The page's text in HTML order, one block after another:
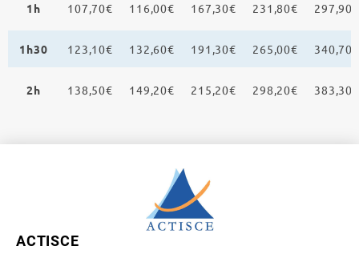
1h 107,70€ 116,00€ 167,30€ 231,80€ 297,90€
1h30 123,10€ 132,60€ 191,30€ 265,00€ 340,70€
2h 138,50€ 149,20€ 215,20€ 298,20€ 383,30€
ACTISCE